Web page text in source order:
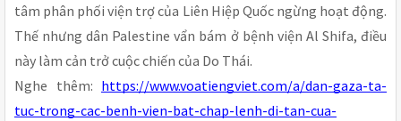
tâm phân phối viện trợ của Liên Hiệp Quốc ngừng hoạt động.
Thế nhưng dân Palestine vẩn bám ở bệnh viện Al Shifa, điều
này làm cản trở cuộc chiến của Do Thái.
Nghe thêm: https://www.voatiengviet.com/a/dan-gaza-ta-
tuc-trong-cac-benh-vien-bat-chap-lenh-di-tan-cua-